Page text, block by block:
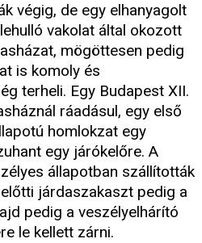
végig, de egy elhanyagolt
vakolat által okozott
mögöttesen pedig
is komoly és
terheli. Egy Budapest XII.
ráadásul, egy első
homlokzat egy
egy járókelőre. A
állapotban szállították
járdaszakaszt pedig a
pedig a veszélyelhárító
le kellett zárni.